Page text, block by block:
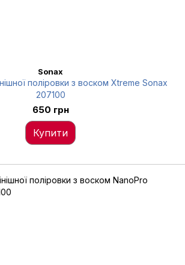
Sonax
поліровки з воском Xtreme Sonax
207100
650 грн
Купити